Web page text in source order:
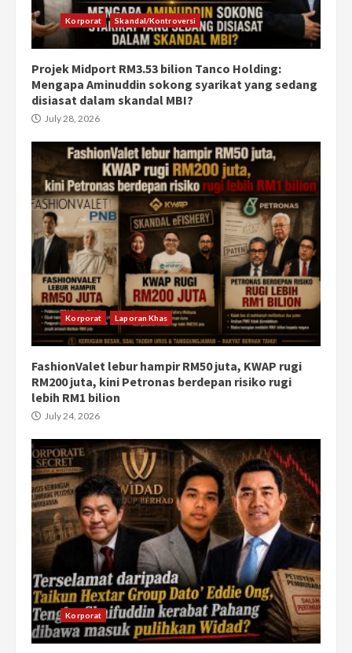
Korporat Skandal/Kontroversi
Projek Midport RM3.53 bilion Tanco Holding:
Mengapa Aminuddin sokong syarikat yang sedang
disiasat dalam skandal MBI?
July 28, 2026
Korporat Laporan Khas
FashionValet lebur hampir RM50 juta, KWAP rugi
RM200 juta, kini Petronas berdepan risiko rugi
lebih RM1 bilion
July 24, 2026
Korporat